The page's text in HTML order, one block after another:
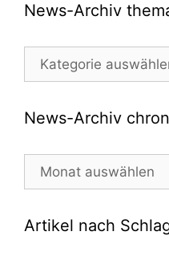
News-Archiv
News-
News-Archiv
News-
Artikel nach